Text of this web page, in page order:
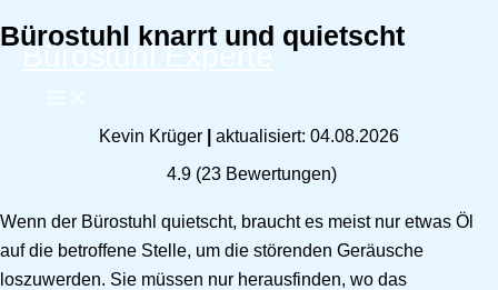
Zum
Inhalt
springen
Bürostuhl Experte
Bürostuhl knarrt und quietscht
Kevin Krüger | aktualisiert: 04.08.2026
4.9(23Bewertungen)
Wenn der Bürostuhl quietscht, braucht es meist nur etwas Öl
auf die betroffene Stelle, um die störenden Geräusche
loszuwerden. Sie müssen nur herausfinden, wo das